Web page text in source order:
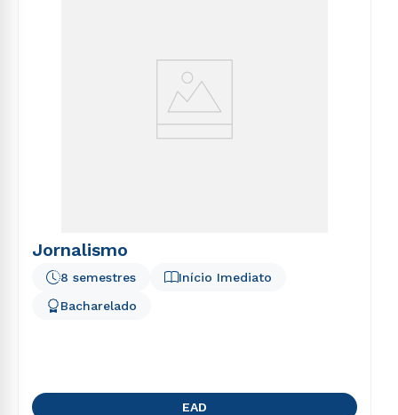
Jornalismo
Início Imediato
8 semestres
Bacharelado
EAD